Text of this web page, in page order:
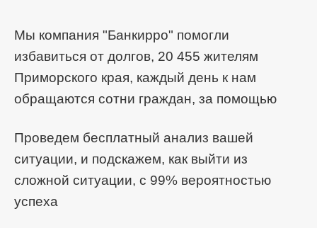
Мы компания "Банкирро" помогли
избавиться от долгов, 20 455 жителям
Приморского края, каждый день к нам
обращаются сотни граждан, за помощью
Проведем бесплатный анализ вашей
ситуации, и подскажем, как выйти из
сложной ситуации, с 99% вероятностью
успеха